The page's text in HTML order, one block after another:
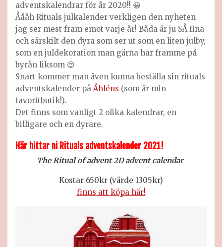
adventskalendrar för år 2020!! 😀
Åååh Rituals julkalender verkligen den nyheten
jag ser mest fram emot varje år! Båda är ju SÅ fina
och särskilt den dyra som ser ut som en liten julby,
som en juldekoration man gärna har framme på
byrån liksom 😍
Snart kommer man även kunna beställa sin rituals
adventskalender påÅhléns (som är min
favoritbutik!).
Det finns som vanligt 2 olika kalendrar, en
billigare och en dyrare.
Här hittar ni Rituals adventskalender 2021!
The Ritual of advent 2D advent calendar
Kostar 650kr (värde 1305kr)
finns att köpa här!